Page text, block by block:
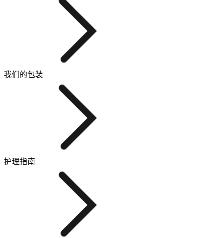
我们的包装
护理指南